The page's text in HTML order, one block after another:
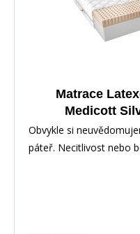
Matrace
Medicott
Obvykle si
páteř. Necitlivost nebo